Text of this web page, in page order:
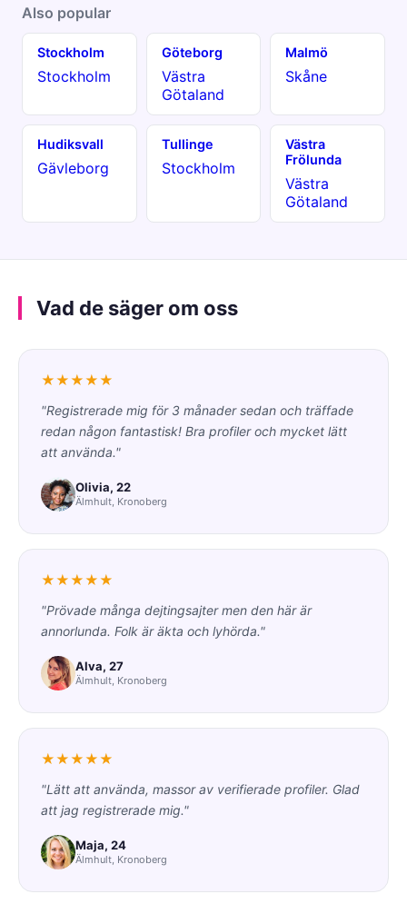
Also popular
Stockholm
Stockholm
Göteborg
Västra
Götaland
Malmö
Skåne
Hudiksvall
Gävleborg
Tullinge
Stockholm
Västra
Frölunda
Västra
Götaland
Vad de säger om oss
★★★★★
"Registrerade mig för 3 månader sedan och träffade
redan någon fantastisk! Bra profiler och mycket lätt
att använda."
Olivia, 22
Älmhult, Kronoberg
★★★★★
"Prövade många dejtingsajter men den här är
annorlunda. Folk är äkta och lyhörda."
Alva, 27
Älmhult, Kronoberg
★★★★★
"Lätt att använda, massor av verifierade profiler. Glad
att jag registrerade mig."
Maja, 24
Älmhult, Kronoberg